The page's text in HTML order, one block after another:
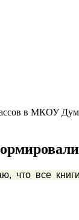
в МКОУ
все книги